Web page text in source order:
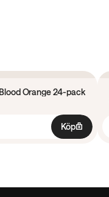
Orange 24-pack
Köp